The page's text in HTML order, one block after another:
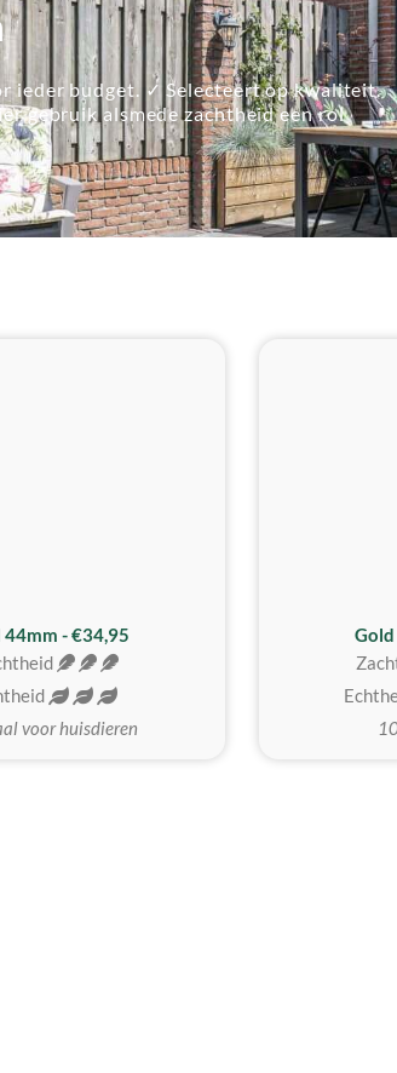
ieder budget. ✓ Selecteert op kwaliteit.
gebruik alsmede zachtheid een rol
44mm - €34,95
voor huisdieren